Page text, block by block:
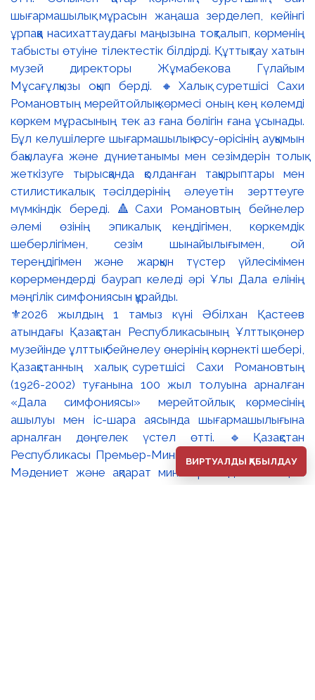
⚜️2026 жылдың 1 тамыз күні Әбілхан Қастеев
атындағы Қазақстан Республикасының Ұлттық өнер
музейінде ұлттық бейнелеу өнерінің көрнекті шебері,
Қазақстанның халық суретшісі Сахи Романовтың
(1926-2002) туғанына 100 жыл толуына арналған
«Дала симфониясы» мерейтойлық көрмесінің
ашылуы мен іс-шара аясында шығармашылығына
арналған дөңгелек үстел өтті. 🔹Қазақстан
Республикасы Премьер-Министрінің орынбасары –
Мәдениет және ақпарат министрі Аида Ғалымқызы
ВИРТУАЛДЫ ҚАБЫЛДАУ